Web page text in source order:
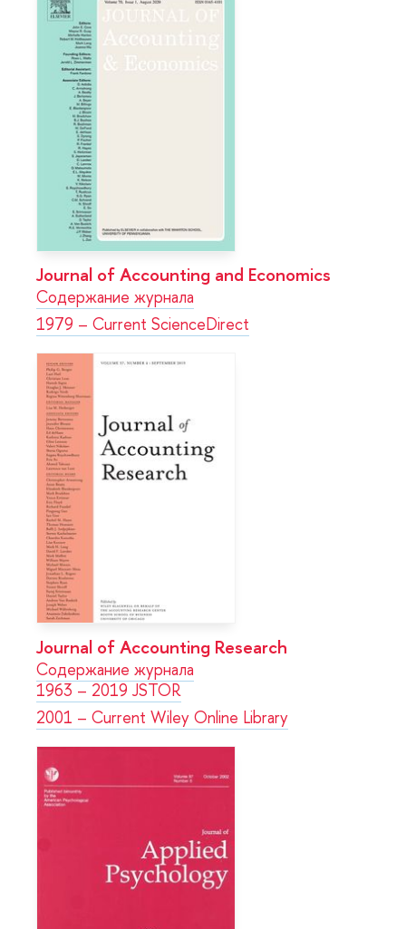
Journal of Accounting and Economics
Содержание журнала
1979 – Current ScienceDirect
Journal of Accounting Research
Содержание журнала
1963 – 2019 JSTOR
2001 – Current Wiley Online Library